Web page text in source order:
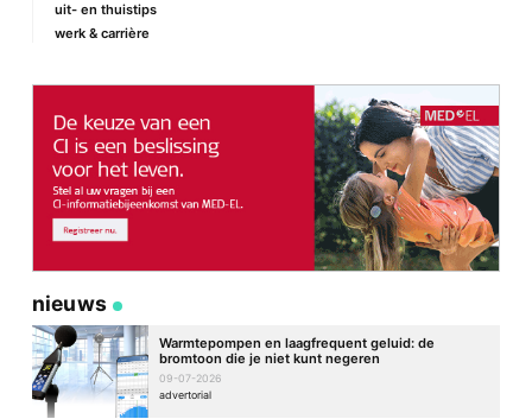
uit- en thuistips
werk & carrière
nieuws
Warmtepompen en laagfrequent geluid: de
bromtoon die je niet kunt negeren
09-07-2026
advertorial